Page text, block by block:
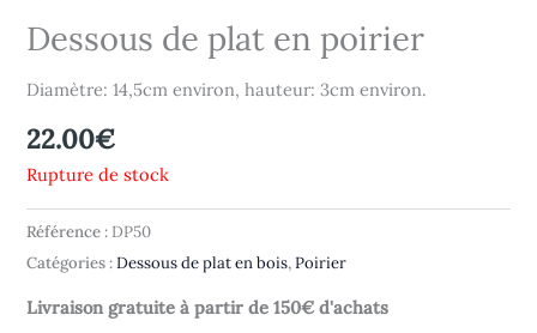
Dessous de plat en poirier
Diamètre: 14,5cm environ, hauteur: 3cm environ.
22.00€
Rupture de stock
Référence : DP50
Catégories :Dessous de plat en bois,Poirier
Livraison gratuite à partir de 150€ d'achats